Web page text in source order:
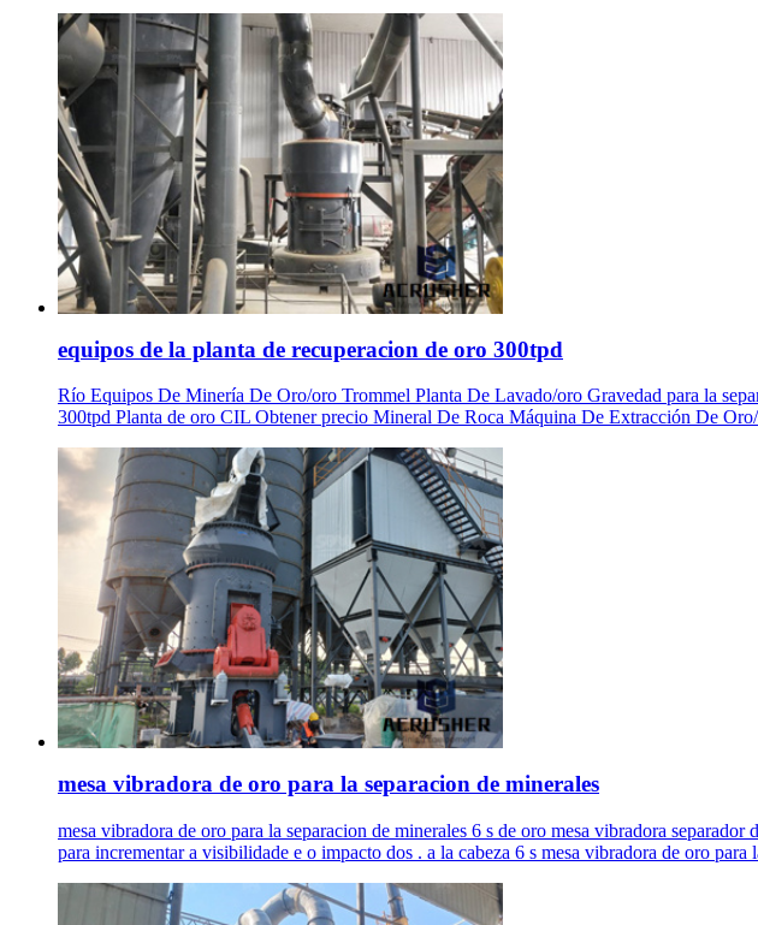
equipos de la planta de recuperacion de oro 300tpd
Río Equipos De Minería De Oro/oro Trommel Planta De Lavado/oro Gravedad para la
300tpd Planta de oro CIL Obtener precio Mineral De Roca Máquina De Extracción De
mesa vibradora de oro para la separacion de minerales
mesa vibradora de oro para la separacion de minerales 6 s de oro mesa vibradora
para incrementar a visibilidade e o impacto dos . a la cabeza 6 s mesa vibradora de oro